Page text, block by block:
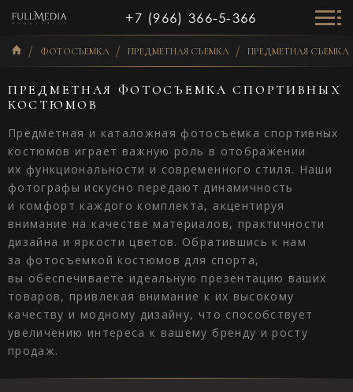
+7 (966) 366-5-366
ФОТОСЪЕМКА ПРЕДМЕТНАЯ СЪЕМКА ПРЕДМЕТНАЯ
ПРЕДМЕТНАЯ ФОТОСЪЕМКА СПОРТИВНЫХ
КОСТЮМОВ
Предметная и каталожная фотосъемка спортивных
костюмов играет важную роль в отображении
их функциональности и современного стиля. Наши
фотографы искусно передают динамичность
и комфорт каждого комплекта, акцентируя
внимание на качестве материалов, практичности
дизайна и яркости цветов. Обратившись к нам
за фотосъемкой костюмов для спорта,
вы обеспечиваете идеальную презентацию ваших
товаров, привлекая внимание к их высокому
качеству и модному дизайну, что способствует
увеличению интереса к вашему бренду и росту
продаж.